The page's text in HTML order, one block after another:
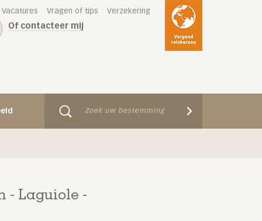
Vacatures Vragen of tips Verzekering
Of contacteer mij
- Laguiole -